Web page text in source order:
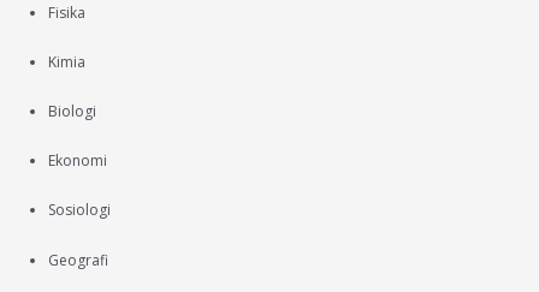
Fisika
Kimia
Biologi
Ekonomi
Sosiologi
Geografi